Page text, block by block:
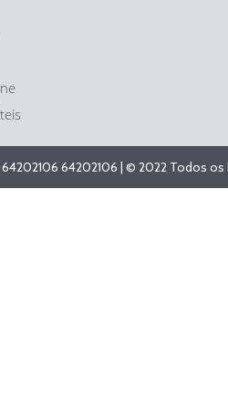
64202106 64202106 | © 2022 Todos